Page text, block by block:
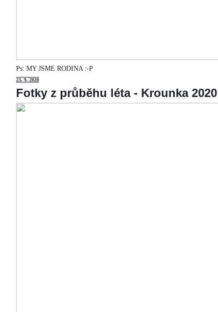
Ps: MY JSME RODINA :-P
23. 9. 2020
Fotky z průběhu léta - Krounka